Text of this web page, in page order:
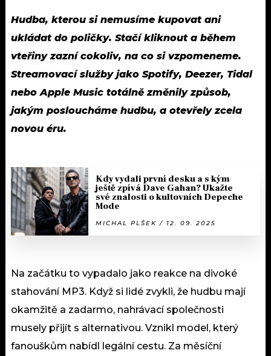
Hudba, kterou si nemusíme kupovat ani
ukládat do poličky. Stačí kliknout a během
vteřiny zazní cokoliv, na co si vzpomeneme.
Streamovací služby jako Spotify, Deezer, Tidal
nebo Apple Music totálně změnily způsob,
jakým posloucháme hudbu, a otevřely zcela
novou éru.
Kdy vydali první desku a s kým
ještě zpívá Dave Gahan? Ukažte
své znalosti o kultovních Depeche
Mode
MICHAL PLŠEK / 12. 09. 2025
Na začátku to vypadalo jako reakce na divoké
stahování MP3. Když si lidé zvykli, že hudbu mají
okamžitě a zadarmo, nahrávací společnosti
musely přijít s alternativou. Vznikl model, který
fanouškům nabídl legální cestu. Za měsíční